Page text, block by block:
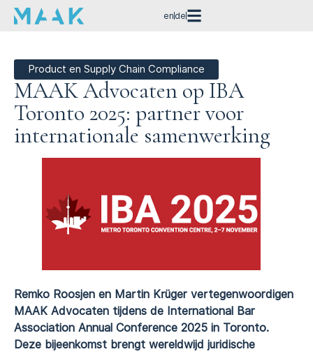
en de
Product en Supply Chain Compliance
MAAK Advocaten op IBA
Toronto 2025: partner voor
internationale samenwerking
Remko Roosjen en Martin Krüger vertegenwoordigen
MAAK Advocaten tijdens de International Bar
Association Annual Conference 2025 in Toronto.
Deze bijeenkomst brengt wereldwijd juridische